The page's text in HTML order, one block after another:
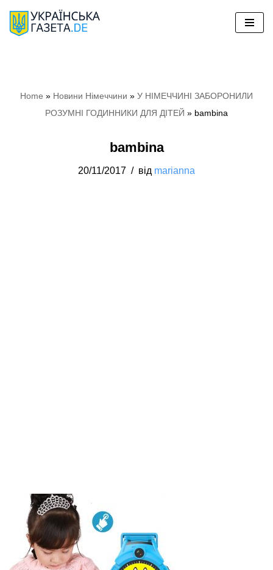
Перейти
Home » Новини Німеччини » У НІМЕЧЧИНІ ЗАБОРОНИЛИ
РОЗУМНІ ГОДИННИКИ ДЛЯ ДІТЕЙ » bambina
bambina
20/11/2017 від marianna